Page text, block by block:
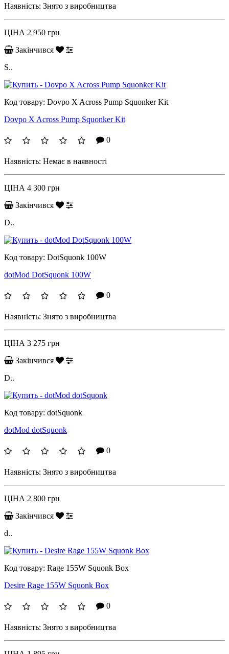
Наявність: Знято з виробництва
ЦІНА 2 950 грн
Закінчився
S..
Код товару: Dovpo X Across Pump Squonker Kit
Dovpo X Across Pump Squonker Kit
0
Наявність: Немає в наявності
ЦІНА 4 300 грн
Закінчився
D..
Код товару: DotSquonk 100W
dotMod DotSquonk 100W
0
Наявність: Знято з виробництва
ЦІНА 3 275 грн
Закінчився
D..
Код товару: dotSquonk
dotMod dotSquonk
0
Наявність: Знято з виробництва
ЦІНА 2 800 грн
Закінчився
d..
Код товару: Rage 155W Squonk Box
Desire Rage 155W Squonk Box
0
Наявність: Знято з виробництва